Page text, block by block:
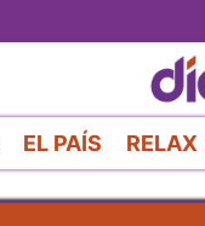
EL PAÍS RELAX